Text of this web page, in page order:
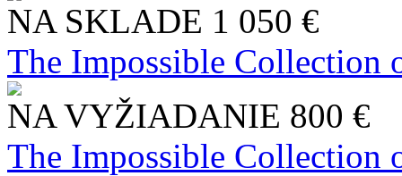
NA SKLADE 1 050 €
The Impossible Collection
NA VYŽIADANIE 800 €
The Impossible Collection